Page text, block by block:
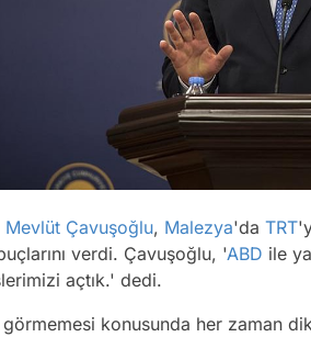
Mevlüt Çavuşoğlu, Malezya'da TRT
verdi. Çavuşoğlu, 'ABD ile
açtık.' dedi.
görmemesi konusunda her zaman